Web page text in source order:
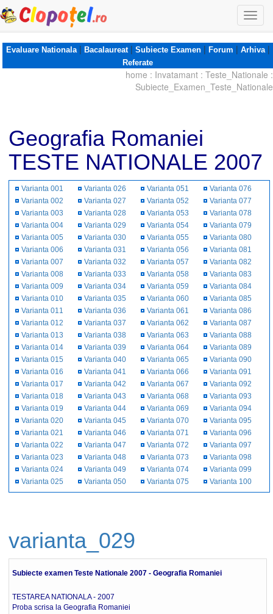
Evaluare Nationala| Bacalaureat| Subiecte Examen| Forum | Arhiva|
Referate
home : Invatamant : Teste_Nationale :
Subiecte_Examen_Teste_Nationale
Geografia Romaniei
TESTE NATIONALE 2007
Varianta 001
Varianta 002
Varianta 003
Varianta 004
Varianta 005
Varianta 006
Varianta 007
Varianta 008
Varianta 009
Varianta 010
Varianta 011
Varianta 012
Varianta 013
Varianta 014
Varianta 015
Varianta 016
Varianta 017
Varianta 018
Varianta 019
Varianta 020
Varianta 021
Varianta 022
Varianta 023
Varianta 024
Varianta 025
Varianta 026
Varianta 027
Varianta 028
Varianta 029
Varianta 030
Varianta 031
Varianta 032
Varianta 033
Varianta 034
Varianta 035
Varianta 036
Varianta 037
Varianta 038
Varianta 039
Varianta 040
Varianta 041
Varianta 042
Varianta 043
Varianta 044
Varianta 045
Varianta 046
Varianta 047
Varianta 048
Varianta 049
Varianta 050
Varianta 051
Varianta 052
Varianta 053
Varianta 054
Varianta 055
Varianta 056
Varianta 057
Varianta 058
Varianta 059
Varianta 060
Varianta 061
Varianta 062
Varianta 063
Varianta 064
Varianta 065
Varianta 066
Varianta 067
Varianta 068
Varianta 069
Varianta 070
Varianta 071
Varianta 072
Varianta 073
Varianta 074
Varianta 075
Varianta 076
Varianta 077
Varianta 078
Varianta 079
Varianta 080
Varianta 081
Varianta 082
Varianta 083
Varianta 084
Varianta 085
Varianta 086
Varianta 087
Varianta 088
Varianta 089
Varianta 090
Varianta 091
Varianta 092
Varianta 093
Varianta 094
Varianta 095
Varianta 096
Varianta 097
Varianta 098
Varianta 099
Varianta 100
varianta_029
Subiecte examen Teste Nationale 2007 - Geografia Romaniei
TESTAREA NATIONALA - 2007
Proba scrisa la Geografia Romaniei